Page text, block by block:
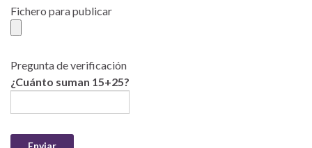
Fichero para publicar
Pregunta de verificación
¿Cuánto suman 15+25?